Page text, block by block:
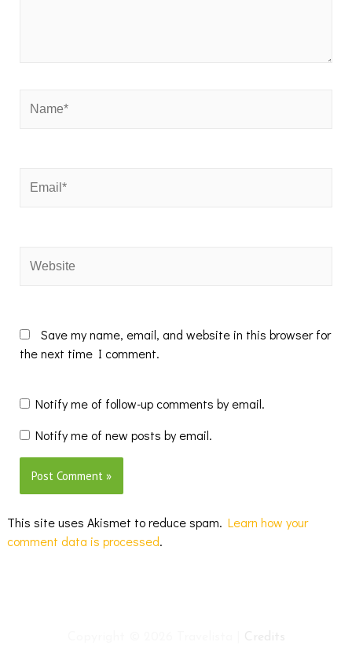
Save my name, email, and website in this browser for
the next time I comment.
Notify me of follow-up comments by email.
Notify me of new posts by email.
This site uses Akismet to reduce spam. Learn how your
comment data is processed.